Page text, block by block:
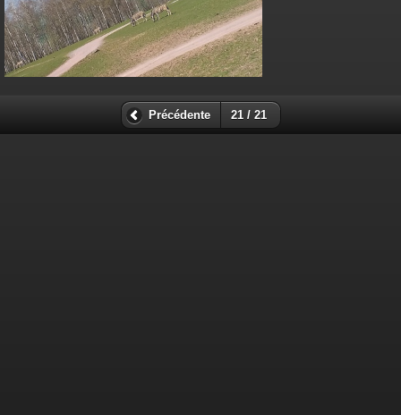
Précédente 21 / 21